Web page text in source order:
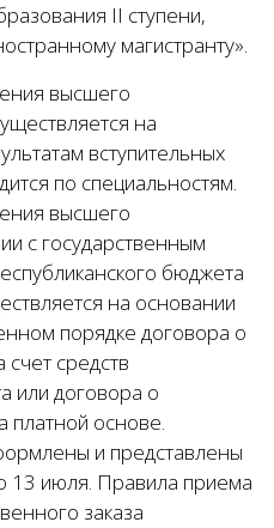
II ступени,
магистранту».
высшего
на
вступительных
по специальностям.
высшего
с государственным
бюджета
на основании
порядке договора о
счет средств
или договора о
платной основе.
и представлены
13 июля. Правила приема
заказа